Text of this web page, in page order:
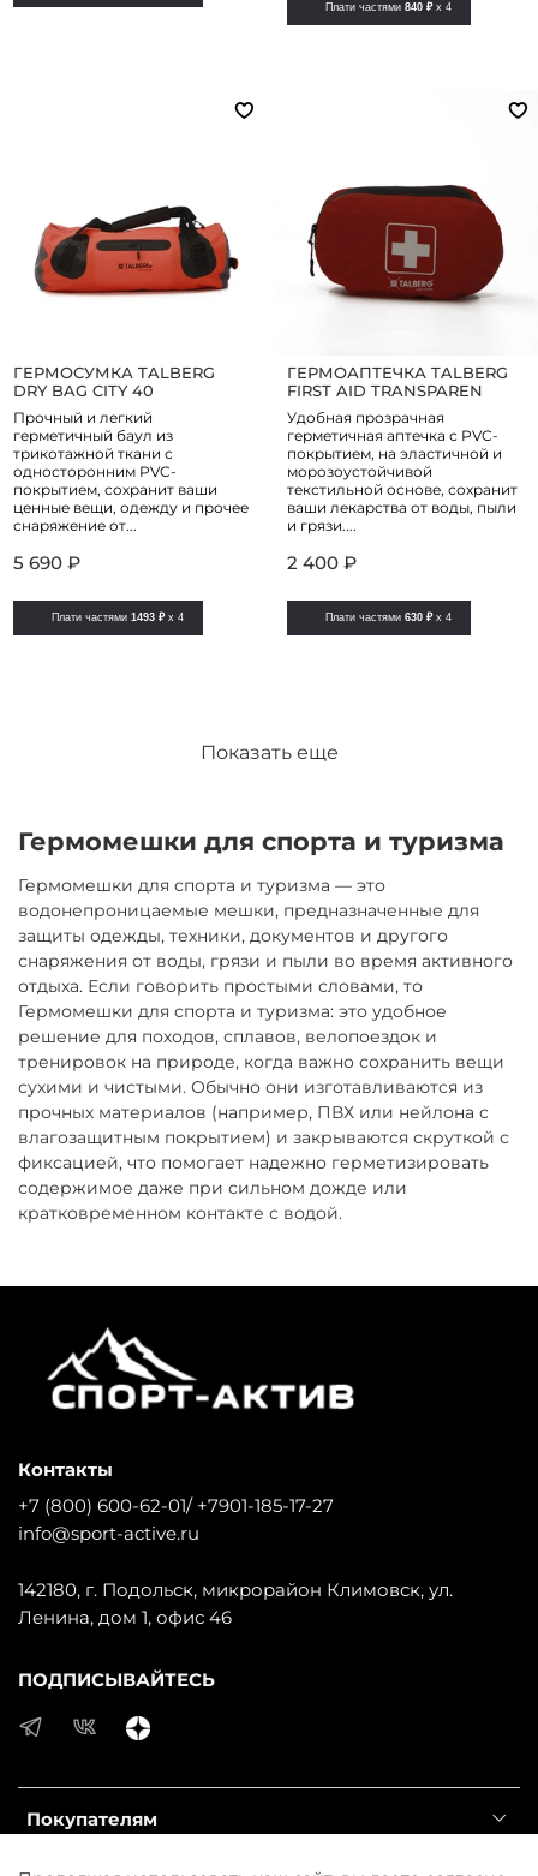
Плати частями 840 ₽ x 4
ГЕРМОСУМКА TALBERG
DRY BAG CITY 40
Прочный и легкий
герметичный баул из
трикотажной ткани с
односторонним PVC-
покрытием, сохранит ваши
ценные вещи, одежду и прочее
снаряжение от...
5 690 ₽
Плати частями1493 ₽ x 4
ГЕРМОАПТЕЧКА TALBERG
FIRST AID TRANSPAREN
Удобная прозрачная
герметичная аптечка с PVC-
покрытием, на эластичной и
морозоустойчивой
текстильной основе, сохранит
ваши лекарства от воды, пыли
и грязи....
2 400 ₽
Плати частями 630 ₽ x 4
Показать еще
Гермомешки для спорта и туризма
Гермомешки для спорта и туризма — это
водонепроницаемые мешки, предназначенные для
защиты одежды, техники, документов и другого
снаряжения от воды, грязи и пыли во время активного
отдыха. Если говорить простыми словами, то
Гермомешки для спорта и туризма: это удобное
решение для походов, сплавов, велопоездок и
тренировок на природе, когда важно сохранить вещи
сухими и чистыми. Обычно они изготавливаются из
прочных материалов (например, ПВХ или нейлона с
влагозащитным покрытием) и закрываются скруткой с
фиксацией, что помогает надежно герметизировать
содержимое даже при сильном дожде или
кратковременном контакте с водой.
Покупателям
Контакты
+7 (800) 600-62-01/ +7901-185-17-27
info@sport-active.ru
142180, г. Подольск, микрорайон Климовск, ул.
Ленина, дом 1, офис 46
ПОДПИСЫВАЙТЕСЬ